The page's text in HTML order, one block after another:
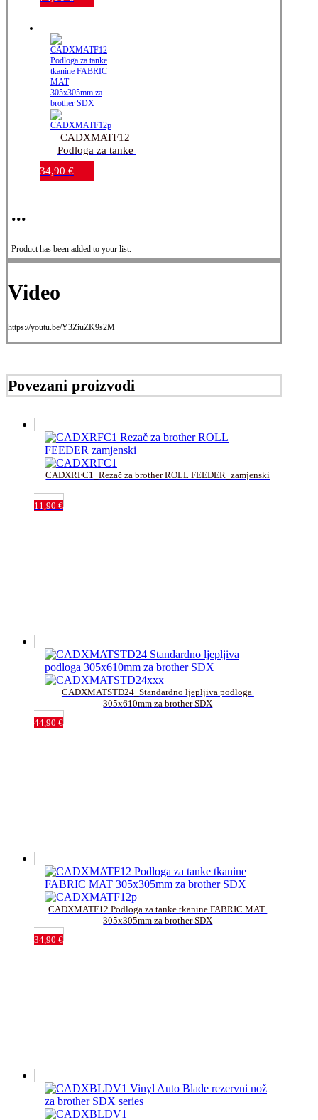
CADXMATF12
Podloga za tanke
tkanine FABRIC MAT
305x305mm za
34,90 €
...
Product has been added to your list.
Video
https://youtu.be/Y3ZiuZK9s2M
Povezani proizvodi
CADXRFC1_Rezač za brother ROLL FEEDER_zamjenski
11,90 €
CADXMATSTD24_Standardno ljepljiva podloga
305x610mm za brother SDX
44,90 €
CADXMATF12 Podloga za tanke tkanine FABRIC MAT
305x305mm za brother SDX
34,90 €